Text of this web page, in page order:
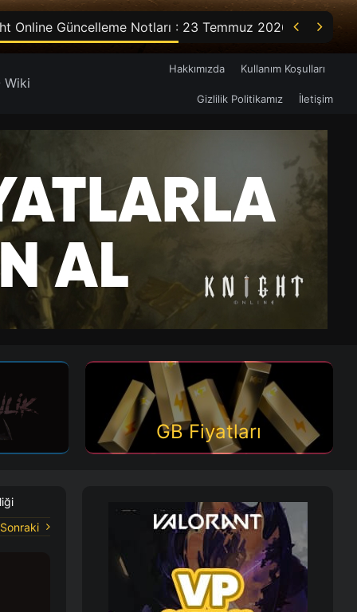
Online Güncelleme Notları : 23 Temmuz 2026  
Wiki
Hakkımızda Kullanım Koşulları
Gizlilik Politikamız İletişim
GB Fiyatları
Sonraki